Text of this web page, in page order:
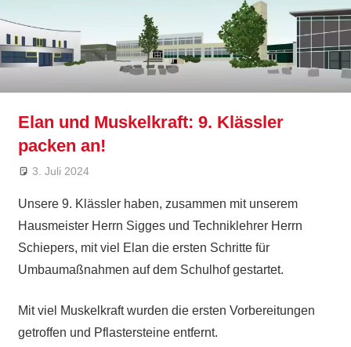
Elan und Muskelkraft: 9. Klässler
packen an!
3. Juli 2024
Unsere 9. Klässler haben, zusammen mit unserem
Hausmeister Herrn Sigges und Techniklehrer Herrn
Schiepers, mit viel Elan die ersten Schritte für
Umbaumaßnahmen auf dem Schulhof gestartet.
Mit viel Muskelkraft wurden die ersten Vorbereitungen
getroffen und Pflastersteine entfernt.